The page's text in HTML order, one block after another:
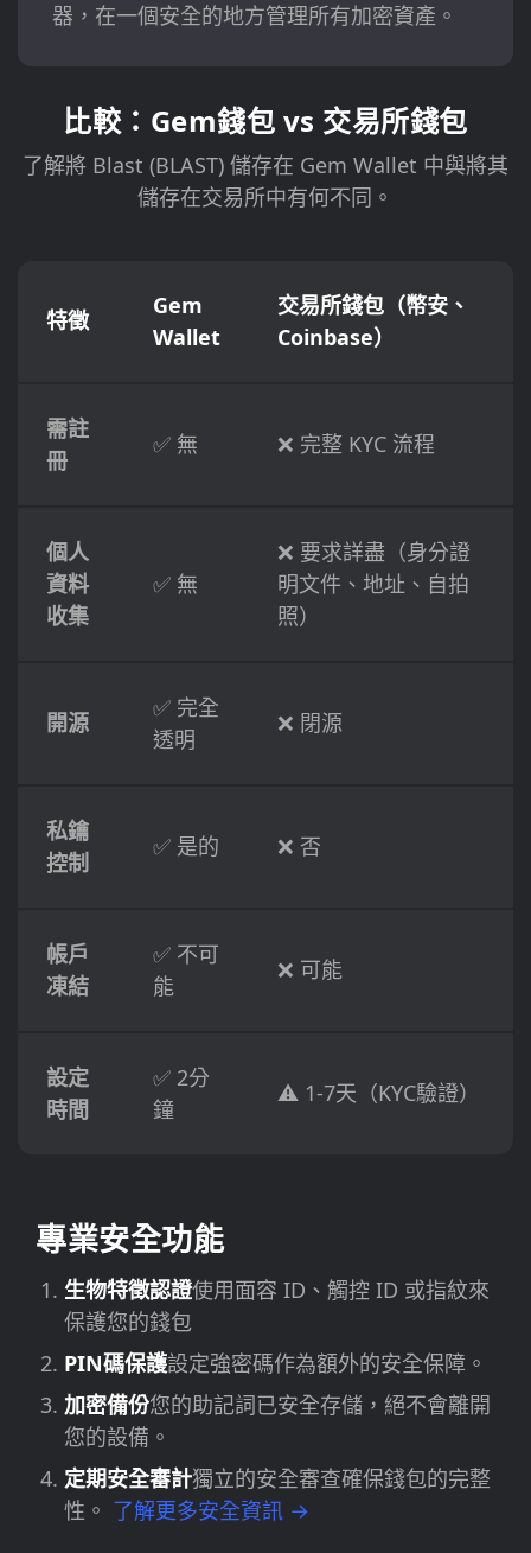
器，在一個安全的地方管理所有加密資產。
比較：Gem錢包 vs 交易所錢包
了解將 Blast (BLAST) 儲存在 Gem Wallet 中與將其
儲存在交易所中有何不同。
特徵
Gem
Wallet
交易所錢包（幣安、
Coinbase）
需註
冊
✅ 無 ❌ 完整 KYC 流程
個人
資料
收集
✅ 無
❌ 要求詳盡（身分證
明文件、地址、自拍
照）
開源
✅ 完全
透明
❌ 閉源
私鑰
控制
✅ 是的 ❌ 否
帳戶
凍結
✅ 不可
能
❌ 可能
設定
時間
✅ 2分
鐘
⚠️ 1-7天（KYC驗證）
專業安全功能
生物特徵認證使用面容 ID、觸控 ID 或指紋來
保護您的錢包
PIN碼保護設定強密碼作為額外的安全保障。
加密備份您的助記詞已安全存儲，絕不會離開
您的設備。
定期安全審計獨立的安全審查確保錢包的完整
性。 了解更多安全資訊 →